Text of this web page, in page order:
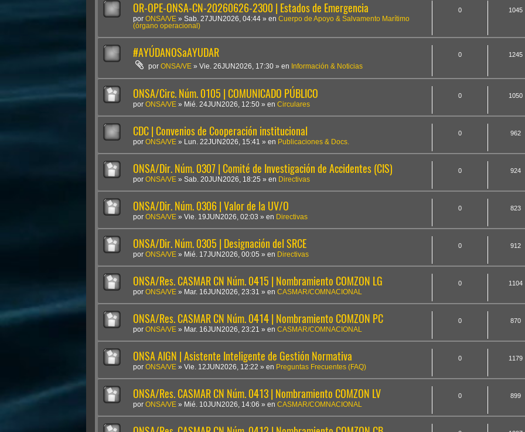
OR-OPE-ONSA-CN-20260626-2300 | Estados de Emergencia
por ONSA/VE » Sab. 27JUN2026, 04:44 » en Cuerpo de Apoyo & Salvamento Marítimo
(órgano operacional)
0 1045
#AYÚDANOSaAYUDAR
porONSA/VE »Vie. 26JUN2026, 17:30 » en Información & Noticias
0 1245
ONSA/Circ. Núm. 0105 | COMUNICADO PÚBLICO
por ONSA/VE » Mié. 24JUN2026, 12:50 » en Circulares
0 1050
CDC | Convenios de Cooperación institucional
por ONSA/VE » Lun. 22JUN2026, 15:41 » en Publicaciones & Docs.
0 962
ONSA/Dir. Núm. 0307 | Comité de Investigación de Accidentes (CIS)
por ONSA/VE » Sab. 20JUN2026, 18:25 » en Directivas
0 924
ONSA/Dir. Núm. 0306 | Valor de la UV/O
por ONSA/VE » Vie. 19JUN2026, 02:03 » en Directivas
0 823
ONSA/Dir. Núm. 0305 | Designación del SRCE
por ONSA/VE » Mié. 17JUN2026, 00:05 » en Directivas
0 912
ONSA/Res. CASMAR CN Núm. 0415 | Nombramiento COMZON LG
por ONSA/VE » Mar. 16JUN2026, 23:31 » en CASMAR/COMNACIONAL
0 1104
ONSA/Res. CASMAR CN Núm. 0414 | Nombramiento COMZON PC
por ONSA/VE » Mar. 16JUN2026, 23:21 » en CASMAR/COMNACIONAL
0 870
ONSA AIGN | Asistente Inteligente de Gestión Normativa
por ONSA/VE » Vie. 12JUN2026, 12:22 » en Preguntas Frecuentes (FAQ)
0 1179
ONSA/Res. CASMAR CN Núm. 0413 | Nombramiento COMZON LV
por ONSA/VE » Mié. 10JUN2026, 14:06 » en CASMAR/COMNACIONAL
0 899